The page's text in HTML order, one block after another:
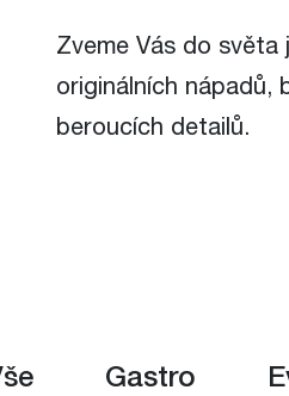
Zveme Vás do světa
originálních nápadů,
beroucích detailů.
Gastro